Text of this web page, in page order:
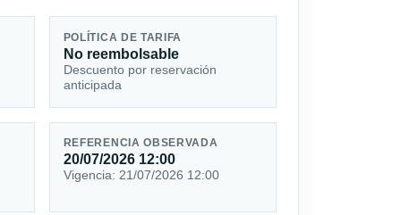
POLÍTICA DE TARIFA
No reembolsable
Descuento por reservación
anticipada
REFERENCIA OBSERVADA
20/07/2026 12:00
Vigencia: 21/07/2026 12:00